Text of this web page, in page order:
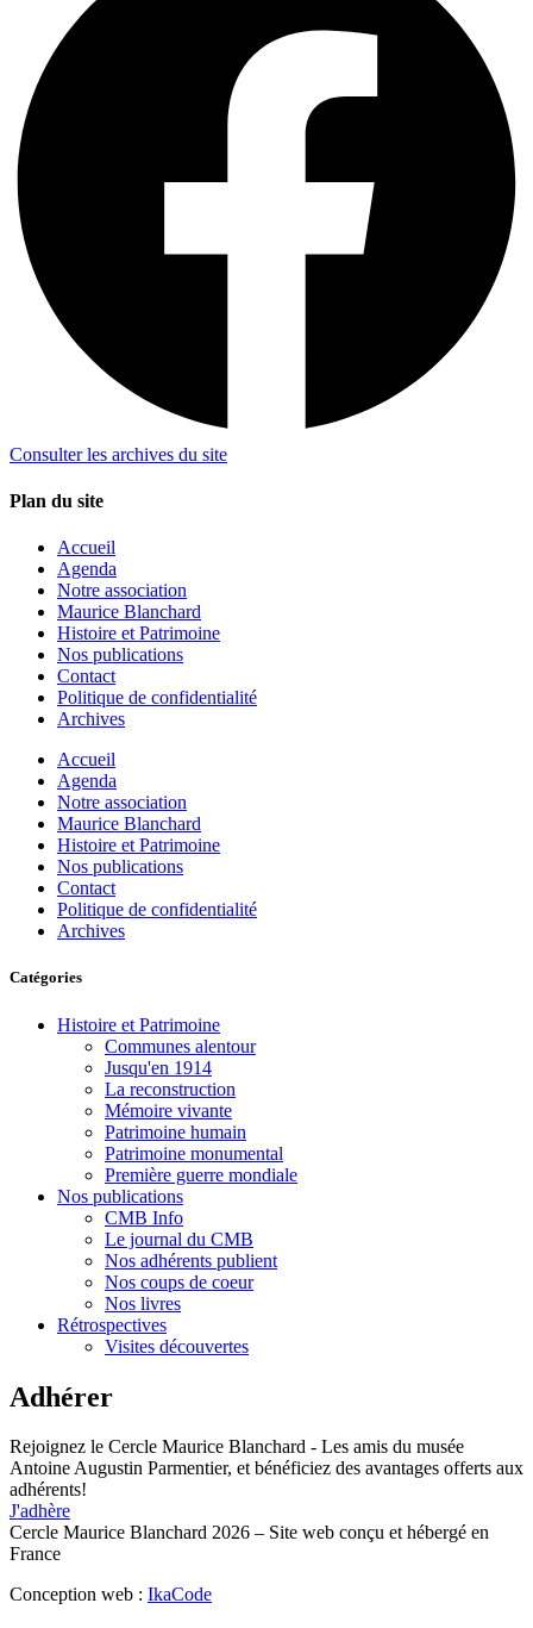
Consulter les archives du site
Plan du site
Accueil
Agenda
Notre association
Maurice Blanchard
Histoire et Patrimoine
Nos publications
Contact
Politique de confidentialité
Archives
Accueil
Agenda
Notre association
Maurice Blanchard
Histoire et Patrimoine
Nos publications
Contact
Politique de confidentialité
Archives
Catégories
Histoire et Patrimoine
Communes alentour
Jusqu'en 1914
La reconstruction
Mémoire vivante
Patrimoine humain
Patrimoine monumental
Première guerre mondiale
Nos publications
CMB Info
Le journal du CMB
Nos adhérents publient
Nos coups de coeur
Nos livres
Rétrospectives
Visites découvertes
Adhérer
Rejoignez le Cercle Maurice Blanchard - Les amis du musée
Antoine Augustin Parmentier, et bénéficiez des avantages offerts aux
adhérents!
J'adhère
Cercle Maurice Blanchard 2026 – Site web conçu et hébergé en
France
Conception web : IkaCode